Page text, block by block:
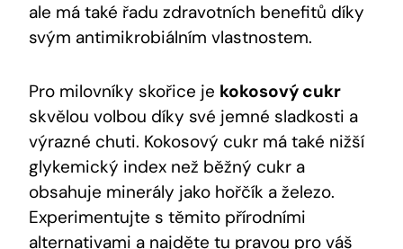
ale má také řadu zdravotních benefitů díky
svým antimikrobiálním vlastnostem.
Pro milovníky skořice je kokosový cukr
skvělou volbou díky své jemné sladkosti a
výrazné chuti. Kokosový cukr má také nižší
glykemický index než běžný cukr a
obsahuje minerály jako hořčík a železo.
Experimentujte s těmito přírodními
alternativami a najděte tu pravou pro váš